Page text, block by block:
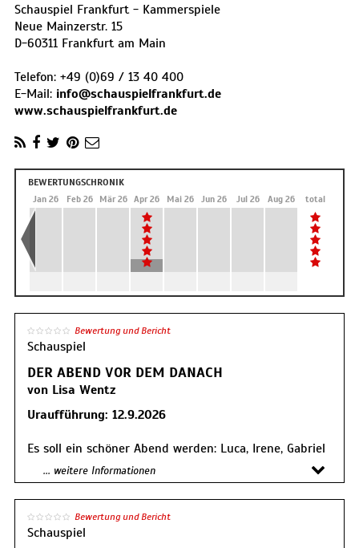
Schauspiel Frankfurt - Kammerspiele
Neue Mainzerstr. 15
D-60311 Frankfurt am Main
Telefon: +49 (0)69 / 13 40 400
E-Mail: info@schauspielfrankfurt.de
www.schauspielfrankfurt.de
BEWERTUNGSCHRONIK
Jan 26 Feb 26 Mär 26 Apr 26 Mai 26 Jun 26 Jul 26 Aug 26 total
Bewertung und Bericht
Schauspiel
DER ABEND VOR DEM DANACH
von Lisa Wentz
Uraufführung: 12.9.2026
Es soll ein schöner Abend werden: Luca, Irene, Gabriel
und Alexandra; ein Abendessen zu viert. Guter Wein,
gute Gespräche, selbstgekocht statt Catering. Heute
bleibt man ganz unter sich. Denn neben dem Essen
geht es auch um Geld. Um sehr viel Geld. Gabriel, der
eingeladen hat in seine stilvolle Villa, ist Lucas Boss.
... weitere Informationen
Bewertung und Bericht
Schauspiel